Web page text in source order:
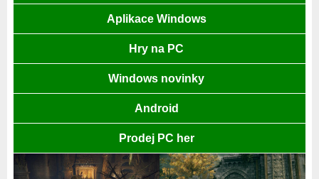
Aplikace Windows
Hry na PC
Windows novinky
Android
Prodej PC her